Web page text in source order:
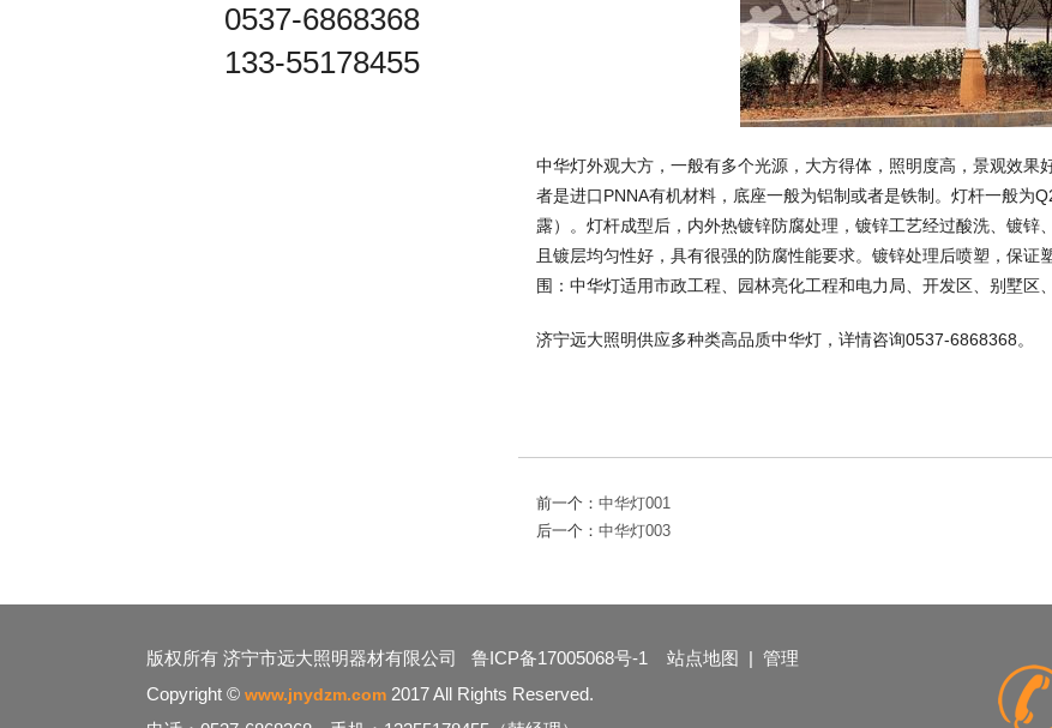
中华灯外观大方，一般有多个光源，大方得体，照明度高，景观效
者是进口PNNA有机材料，底座一般为铝制或者是铁制。灯杆一般为
露）。灯杆成型后，内外热镀锌防腐处理，镀锌工艺经过酸洗、镀锌
且镀层均匀性好，具有很强的防腐性能要求。镀锌处理后喷塑，保
围：中华灯适用市政工程、园林亮化工程和电力局、开发区、别墅区
济宁远大照明供应多种类高品质中华灯，详情咨询0537-6868368。
前一个： 中华灯001
后一个： 中华灯003
0537-6868368
133-55178455
版权所有 济宁市远大照明器材有限公司 鲁ICP备17005068号-1 站点地图 | 管理
Copyright © www.jnydzm.com 2017 All Rights Reserved.